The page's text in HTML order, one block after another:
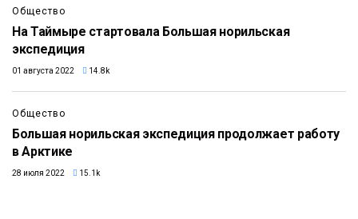
Общество
На Таймыре стартовала Большая норильская
экспедиция
01 августа 2022 14.8k
Общество
Большая норильская экспедиция продолжает работу
в Арктике
28 июля 2022 15.1k